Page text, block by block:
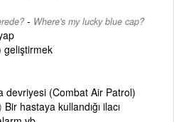
- Where's my lucky blue cap?
geliştirmek
devriyesi (Combat Air Patrol)
Bir hastaya kullandığı ilacı